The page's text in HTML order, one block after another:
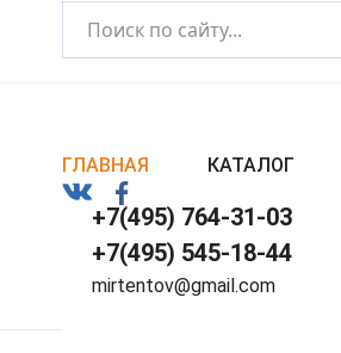
ГЛАВНАЯ КАТАЛОГ
+7(495) 764-31-03
+7(495) 545-18-44
mirtentov@gmail.com